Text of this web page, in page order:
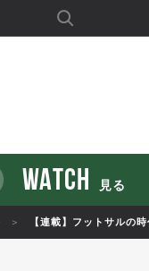
WATCH 見る
【連載】フットサルの